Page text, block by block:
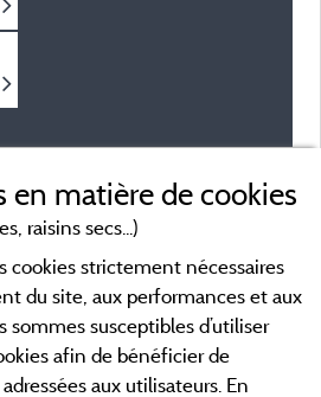
en matière de cookies
raisins secs...)
cookies strictement nécessaires
du site, aux performances et aux
sommes susceptibles d’utiliser
afin de bénéficier de
aux utilisateurs. En